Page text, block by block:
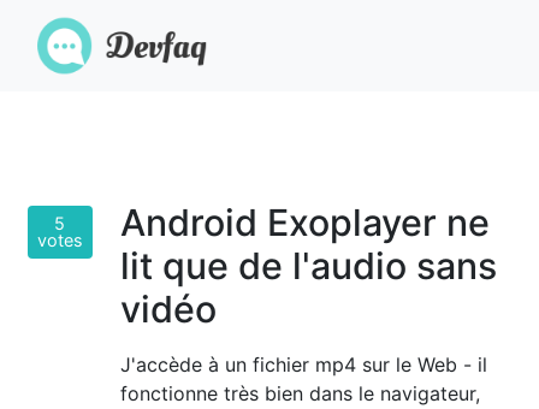
5
votes
Android Exoplayer ne
lit que de l'audio sans
vidéo
J'accède à un fichier mp4 sur le Web - il
fonctionne très bien dans le navigateur,